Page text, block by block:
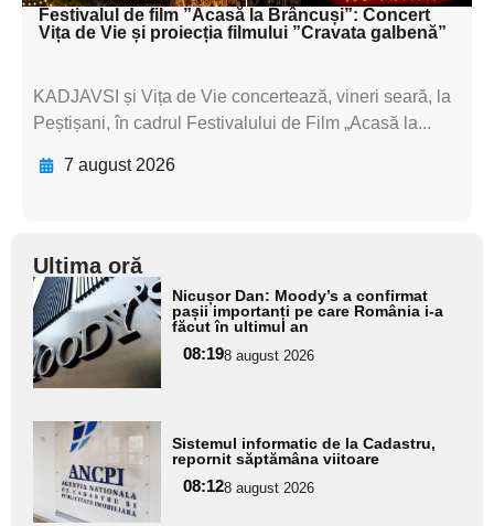
Festivalul de film ”Acasă la Brâncuși”: Concert
Vița de Vie și proiecția filmului ”Cravata galbenă”
KADJAVSI și Vița de Vie concertează, vineri seară, la
Peștișani, în cadrul Festivalului de Film „Acasă la...
7 august 2026
Ultima oră
Adaugă
aici textul
pentru
subtitlu
Nicușor Dan: Moody’s a confirmat
pașii importanți pe care România i-a
făcut în ultimul an
08:198 august 2026
Adaugă
aici textul
pentru
subtitlu
Sistemul informatic de la Cadastru,
repornit săptămâna viitoare
08:128 august 2026